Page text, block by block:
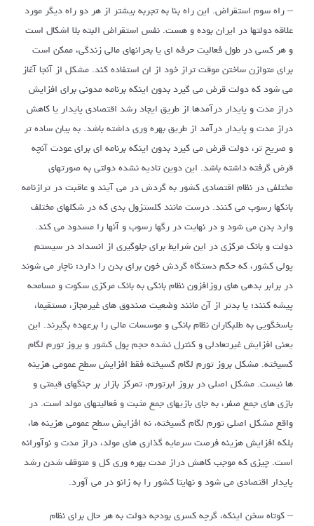
– راه سوم استقراض. این راه بنا به تجربه بیشتر از هر دو راه دیگر مورد
علاقه دولتها در ایران بوده و هست. نفس استقراض البته بلا اشکال است
و هر کسی در طول فعالیت حرفه ای یا بحرانهای مالی زندگی، ممکن است
برای متوازن ساختن موقت تراز خود از ان استفاده کند. مشکل از آنجا آغاز
می شود که دولت قرض می گیرد بدون اینکه برنامه مدونی برای افزایش
دراز مدت و پایدار درآمدها از طریق ایجاد رشد اقتصادی پایدار یا کاهش
دراز مدت و پایدار درآمد از طریق بهره وری داشته باشد. به بیان ساده تر
و صریح تر، دولت قرض می کیرد بدون اینکه برنامه ای برای عودت آنچه
قرض گرفته داشته باشد. این دوین تادیه نشده دولتی به صورتهای
مختلفی در نظام اقتصادی کشور به گردش در می آیند و عاقبت در ترازنامه
بانکها رسوب می کنند. درست مانند کلستزول بدی که در شکلهای مختلف
وارد بدن می شود و در نهایت در رگها رسوب و آنها را مسدود می کند.
دولت و بانک مرکزی در این شرایط برای جلوگیری از انسداد در سیستم
پولی کشور، که حکم دستگاه گردش خون برای بدن را دارد؛ ناچار می شوند
در برابر بدهی های روزافزون نظام بانکی به بانک مرکزی سکوت و مسامحه
پیشه کنند؛ یا بدتر از آن مانند وضعیت صندوق های غیرمجاز، مستقیما،
پاسخگویی به طلبکاران نظام بانکی و موسسات مالی را برعهده بگیرند. این
یعنی افزایش غیرتعادلی و کنترل نشده حجم پول کشور و بروز تورم لگام
گسیخته. مشکل بروز تورم لگام گسیخته فقط افزایش سطح عمومی هزینه
ها نیست. مشکل اصلی در بروز ابرتورم، تمرکز بازار بر جنگهای قیمتی و
بازی های جمع صفر، به جای بازیهای جمع مثبت و فعالیتهای مولد است. در
واقع مشکل اصلی تورم لگام گسیخته، نه افزایش سطح عمومی هزینه ها،
بلکه افزایش هزینه فرصت سرمایه گذاری های مولد، دراز مدت و نوآورانه
است. چیزی که موجب کاهش دراز مدت بهره وری کل و متوقف شدن رشد
پایدار اقتصادی می شود و نهایتا کشور را به زانو در می آورد.
– کوتاه سخن اینکه، گرچه کسری بودجه دولت به هر حال برای نظام